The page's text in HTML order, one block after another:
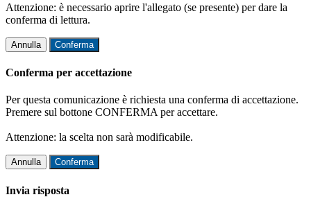
Attenzione: è necessario aprire l'allegato (se presente) per dare la
conferma di lettura.
Annulla Conferma
Conferma per accettazione
Per questa comunicazione è richiesta una conferma di accettazione.
Premere sul bottone CONFERMA per accettare.
Attenzione: la scelta non sarà modificabile.
Annulla Conferma
Invia risposta